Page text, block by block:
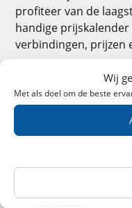
Wij
Met als doel om de beste
profiteer van de
handige
verbindingen, prijzen
Europa